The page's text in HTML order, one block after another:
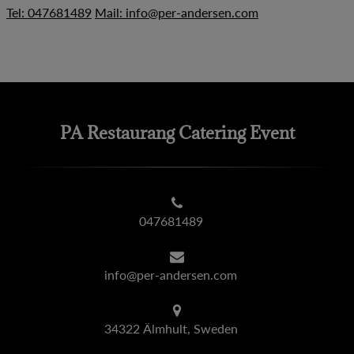
Tel: 047681489 Mail: info@per-andersen.com
PA Restaurang Catering Event
047681489
info@per-andersen.com
34322 Älmhult, Sweden